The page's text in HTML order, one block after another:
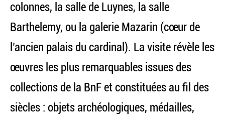
colonnes, la salle de Luynes, la salle
Barthelemy, ou la galerie Mazarin (cœur de
l’ancien palais du cardinal). La visite révèle les
œuvres les plus remarquables issues des
collections de la BnF et constituées au fil des
siècles : objets archéologiques, médailles,